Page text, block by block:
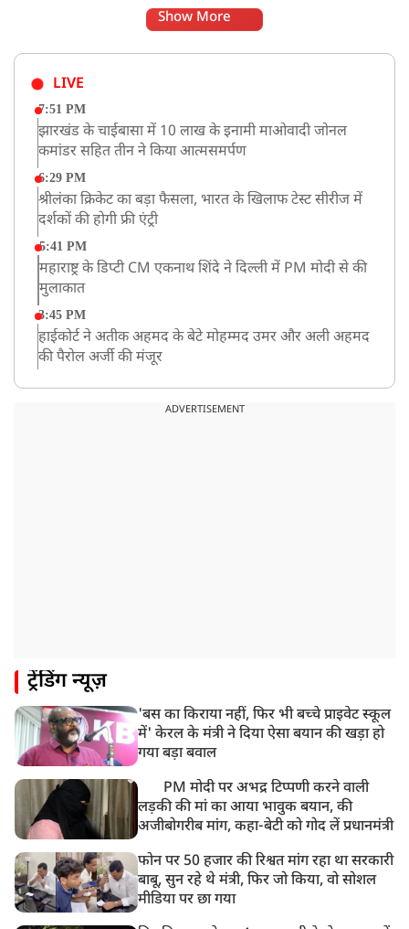
Show More
LIVE
7:51 PM
झारखंड के चाईबासा में 10 लाख के इनामी माओवादी जोनल
कमांडर सहित तीन ने किया आत्मसमर्पण
6:29 PM
श्रीलंका क्रिकेट का बड़ा फैसला, भारत के खिलाफ टेस्ट सीरीज में
दर्शकों की होगी फ्री एंट्री
5:41 PM
महाराष्ट्र के डिप्टी CM एकनाथ शिंदे ने दिल्ली में PM मोदी से की
मुलाकात
3:45 PM
हाईकोर्ट ने अतीक अहमद के बेटे मोहम्मद उमर और अली अहमद
की पैरोल अर्जी की मंजूर
CM योगी का सपा पर हमला, कहा- वोट बैंक की राजनीति ने
UP: लखनऊ में चलती कार में लगी आग, युवक की जिंदा जलकर
ADVERTISEMENT
ट्रेंडिंग न्यूज़
'बस का किराया नहीं, फिर भी बच्चे प्राइवेट स्कूल
में' केरल के मंत्री ने दिया ऐसा बयान की खड़ा हो
गया बड़ा बवाल
PM मोदी पर अभद्र टिप्पणी करने वाली
लड़की की मां का आया भावुक बयान, की
अजीबोगरीब मांग, कहा-बेटी को गोद लें प्रधानमंत्री
फोन पर 50 हजार की रिश्वत मांग रहा था सरकारी
बाबू, सुन रहे थे मंत्री, फिर जो किया, वो सोशल
मीडिया पर छा गया